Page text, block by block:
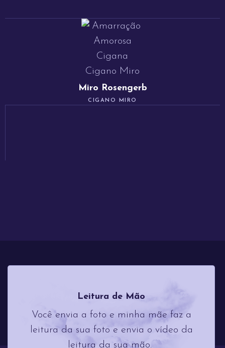
Miro Rosengerb
CIGANO MIRO
Leitura de Mão
Você envia a foto e minha mãe faz a
leitura da sua foto e envia o vídeo da
leitura da sua mão.